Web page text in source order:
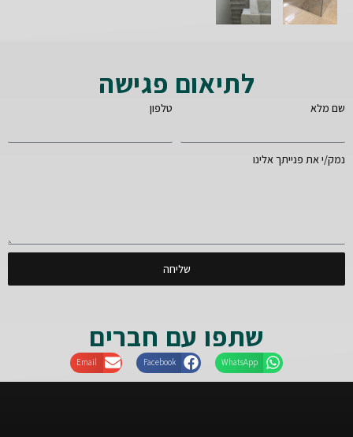
לתיאום פגישה
שם מלא טלפון
נמק/י את פנייתך אלינו
שליחה
שתפו עם חברים
WhatsApp
Facebook
Email